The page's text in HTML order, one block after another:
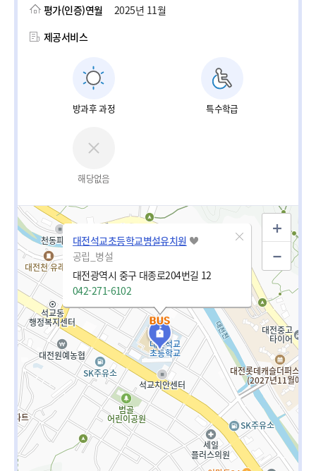
평가(인증)연월
2025년 11월
제공서비스
방과후 과정 특수학급
해당없음
대전석교초등학교병설유치원
공립_병설
대전광역시 중구 대종로204번길 12
042-271-6102